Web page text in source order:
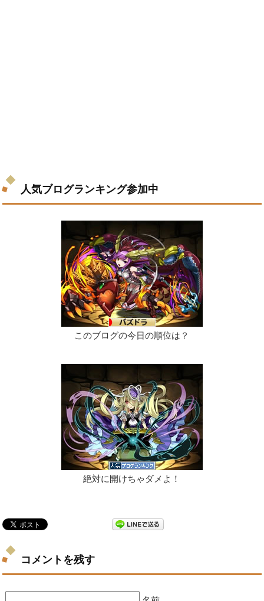
人気ブログランキング参加中
このブログの今日の順位は？
絶対に開けちゃダメよ！
コメントを残す